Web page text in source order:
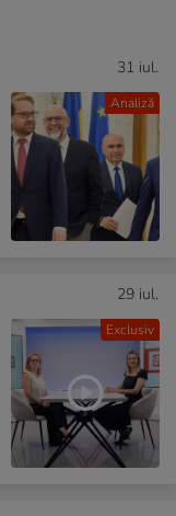
Analiză
31 iul.
Exclusiv
29 iul.